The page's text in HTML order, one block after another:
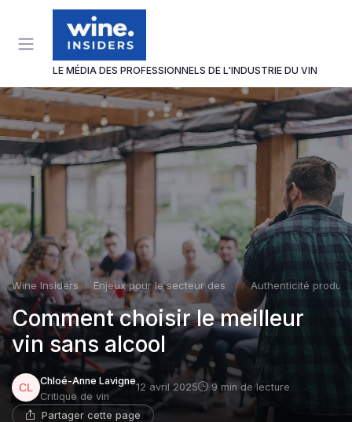
LE MÉDIA DES PROFESSIONNELS DE L'INDUSTRIE DU VIN
Wine Insiders Enjeux pour le secteur des vins et spiritueux Authenticité produits
Comment choisir le meilleur
vin sans alcool
Chloé-Anne Lavigne
Critique de vin
12 avril 2025 9 min de lecture
Partager cette page
Panneau de gestion des cookies